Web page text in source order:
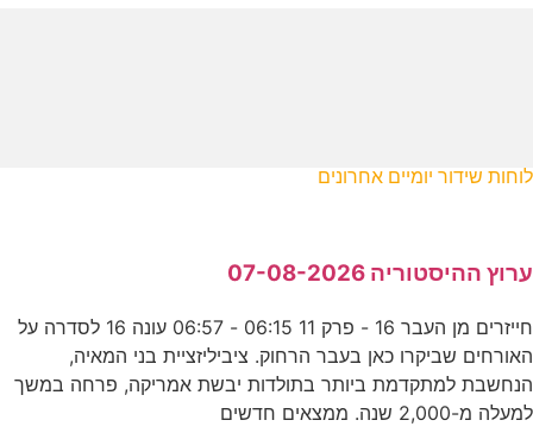
לוחות שידור יומיים אחרונים
ערוץ ההיסטוריה 07-08-2026
חייזרים מן העבר 16 - פרק 11 06:15 - 06:57 עונה 16 לסדרה על
האורחים שביקרו כאן בעבר הרחוק. ציביליזציית בני המאיה,
הנחשבת למתקדמת ביותר בתולדות יבשת אמריקה, פרחה במשך
למעלה מ-2,000 שנה. ממצאים חדשים